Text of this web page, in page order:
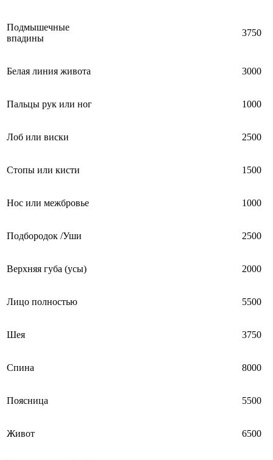
Подмышечные
впадины
3750
Белая линия живота 3000
Пальцы рук или ног 1000
Лоб или виски 2500
Стопы или кисти 1500
Нос или межбровье 1000
Подбородок /Уши 2500
Верхняя губа (усы) 2000
Лицо полностью 5500
Шея 3750
Спина 8000
Поясница 5500
Живот 6500